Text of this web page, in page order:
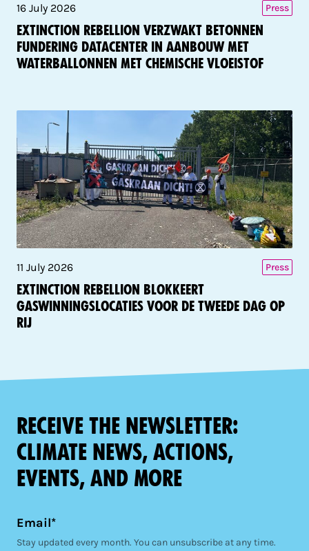
16 July 2026 Press
Extinction Rebellion verzwakt betonnen
fundering datacenter in aanbouw met
waterballonnen met chemische vloeistof
11 July 2026 Press
Extinction Rebellion blokkeert
gaswinningslocaties voor de tweede dag op
rij
Receive the newsletter:
climate news, actions,
events, and more
Email*
Stay updated every month. You can unsubscribe at any time.